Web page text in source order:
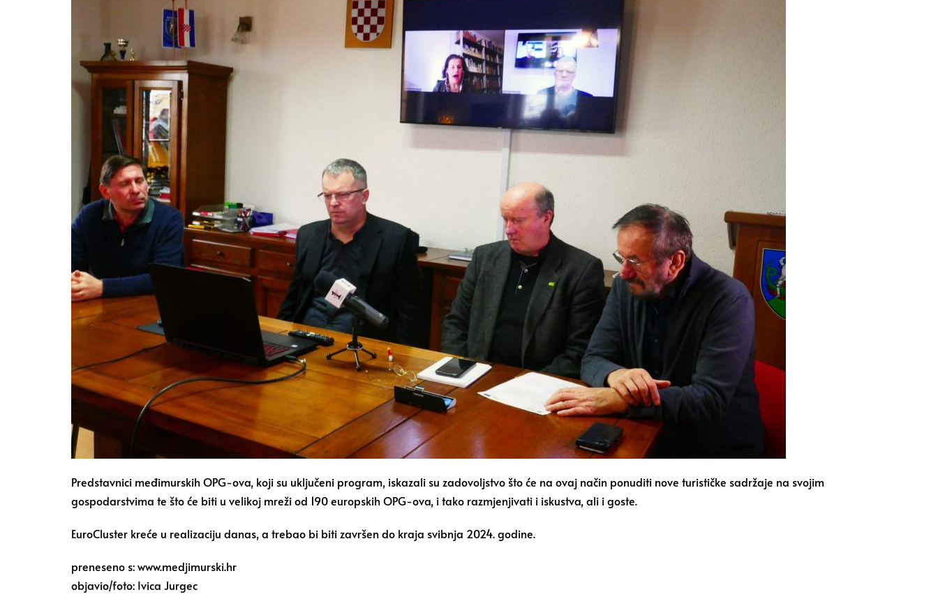
Predstavnici međimurskih OPG-ova, koji su uključeni program, iskazali su zadovoljstvo što će na ovaj način ponuditi nove turističke sadržaje na svojim
gospodarstvima te što će biti u velikoj mreži od 190 europskih OPG-ova, i tako razmjenjivati i iskustva, ali i goste.
EuroCluster kreće u realizaciju danas, a trebao bi biti završen do kraja svibnja 2024. godine.
preneseno s: www.medjimurski.hr
objavio/foto: Ivica Jurgec